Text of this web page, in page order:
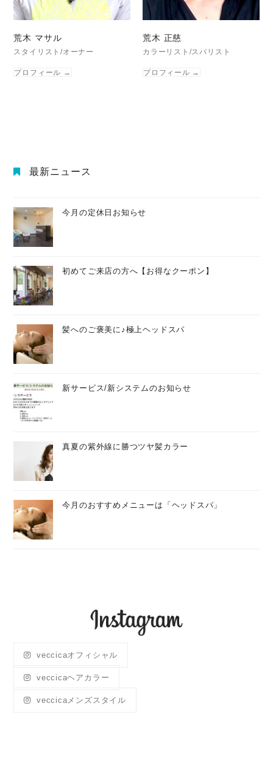
荒木 マサル
スタイリスト/オーナー
プロフィール →
荒木 正慈
カラーリスト/スパリスト
プロフィール →
最新ニュース
今月の定休日お知らせ
初めてご来店の方へ【お得なクーポン】
髪へのご褒美に♪極上ヘッドスパ
新サービス/新システムのお知らせ
真夏の紫外線に勝つツヤ髪カラー
今月のおすすめメニューは「ヘッドスパ」
veccicaオフィシャル
veccicaヘアカラー
veccicaメンズスタイル